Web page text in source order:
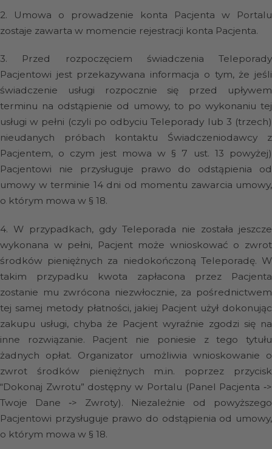
2.
Umowa o prowadzenie konta Pacjenta w Portalu
zostaje zawarta w momencie rejestracji konta Pacjenta.
3.
Przed rozpoczęciem świadczenia Teleporady
Pacjentowi jest przekazywana informacja o tym, że jeśli
świadczenie usługi rozpocznie się przed upływem
terminu na odstąpienie od umowy, to po wykonaniu tej
usługi w pełni (czyli po odbyciu Teleporady lub 3 (trzech)
nieudanych próbach kontaktu Świadczeniodawcy z
Pacjentem, o czym jest mowa w § 7 ust. 13 powyżej)
Pacjentowi nie przysługuje prawo do odstąpienia od
umowy w terminie 14 dni od momentu zawarcia umowy,
o którym mowa w § 18.
4. W przypadkach, gdy Teleporada nie została jeszcze
wykonana w pełni, Pacjent może wnioskować o zwrot
środków pieniężnych za niedokończoną Teleporadę. W
takim przypadku kwota zapłacona przez Pacjenta
zostanie mu zwrócona niezwłocznie, za pośrednictwem
tej samej metody płatności, jakiej Pacjent użył dokonując
zakupu usługi, chyba że Pacjent wyraźnie zgodzi się na
inne rozwiązanie. Pacjent nie poniesie z tego tytułu
żadnych opłat. Organizator umożliwia wnioskowanie o
zwrot środków pieniężnych m.in. poprzez przycisk
“Dokonaj Zwrotu” dostępny w Portalu (Panel Pacjenta ‑>
Twoje Dane ‑> Zwroty). Niezależnie od powyższego
Pacjentowi przysługuje prawo do odstąpienia od umowy,
o którym mowa w § 18.